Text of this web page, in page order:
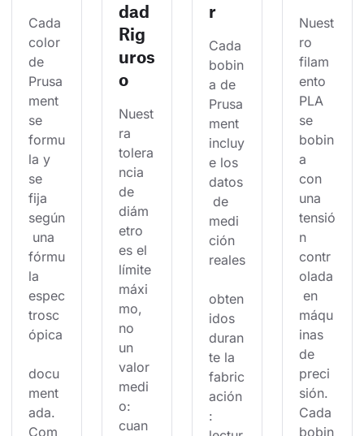
Cada
color
de
Prusa
ment
se
formu
la y
se
fija
según
una
fórmu
la
espec
trosc
ópica
docu
ment
ada.
Com
dad
Rig
uros
o
Nuest
ra
tolera
ncia
de
diám
etro
es el
límite
máxi
mo,
no
un
valor
medi
o:
cuan
r
Cada
bobin
a de
Prusa
ment
incluy
e los
datos
de
medi
ción
reales
obten
idos
duran
te la
fabric
ación
:
Nuest
ro
filam
ento
PLA
se
bobin
a
con
una
tensió
n
contr
olada
en
máqu
inas
de
preci
sión.
Cada
bobin